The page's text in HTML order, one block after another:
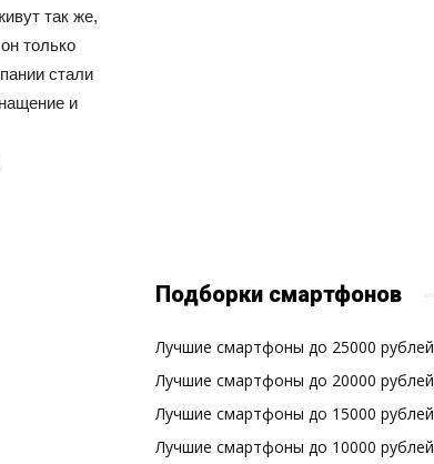
так же,
только
стали
и
Подборки смартфонов
Лучшие смартфоны до 25000 рублей
Лучшие смартфоны до 20000 рублей
Лучшие смартфоны до 15000 рублей
Лучшие смартфоны до 10000 рублей